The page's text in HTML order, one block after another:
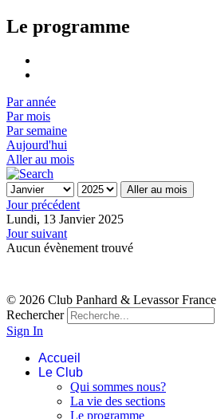
Le programme
Par année
Par mois
Par semaine
Aujourd'hui
Aller au mois
Aller au mois
Jour précédent
Lundi, 13 Janvier 2025
Jour suivant
Aucun évènement trouvé
© 2026 Club Panhard & Levassor France
Rechercher
Sign In
Accueil
Le Club
Qui sommes nous?
La vie des sections
Le programme